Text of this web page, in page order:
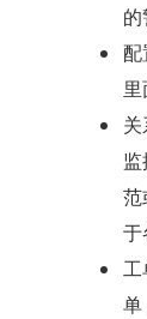
配
范
于
工
单